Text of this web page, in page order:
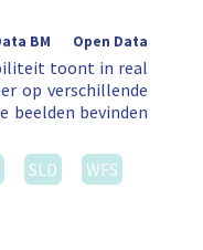
Open Data
BM
toont in real
op verschillende
beelden bevinden
SLD
WFS